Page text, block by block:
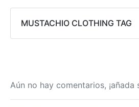
MUSTACHIO CLOTHING TAG
Aún no hay comentarios, ¡añada